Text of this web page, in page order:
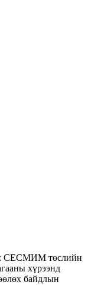
СЕСМИМ төслийн
хүрээнд
байдлын